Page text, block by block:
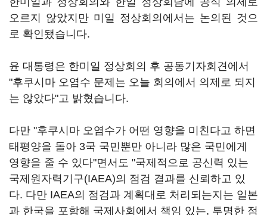
오르지 않았지만 미일 정상회의에서는 논의된 것으
로 확인됐습니다.
윤 대통령은 한미일 정상회의 후 공동기자회견에서
"후쿠시마 오염수 문제는 오늘 회의에서 의제로 되지
는 않았다"고 밝혔습니다.
다만 "후쿠시마 오염수가 어떤 영향을 미친다고 하면
태평양을 돌아 3국 국민뿐만 아니라 많은 국민에게
영향을 줄 수 있다"면서도 "국제적으로 공신력 있는
국제원자력기구(IAEA)의 점검 결과를 신뢰하고 있
다. 다만 IAEA의 점검과 계획대로 처리되는지는 일본
과 한국을 포함해 국제사회에서 책임 있는, 투명한 점